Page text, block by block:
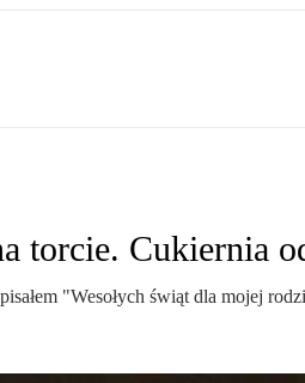
torcie. Cukiernia
"Wesołych świąt dla mojej